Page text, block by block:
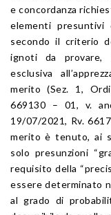
e concordanza
elementi
secondo il criterio
ignoti da provare,
esclusiva
merito (Sez. 1,
669130 – 01, v.
19/07/2021, Rv.
merito è tenuto, ai
solo presunzioni
requisito della
essere determinato
al grado di